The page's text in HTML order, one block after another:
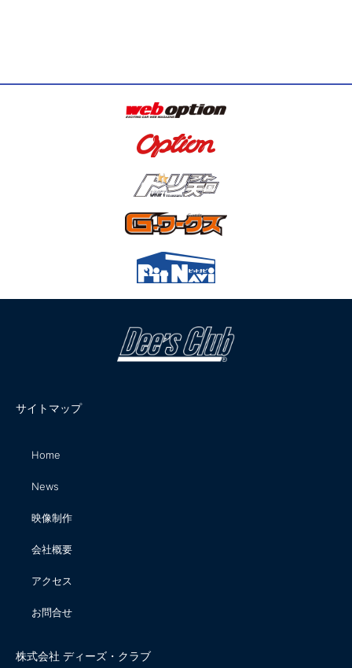
サイトマップ
Home
News
映像制作
会社概要
アクセス
お問合せ
株式会社 ディーズ・クラブ